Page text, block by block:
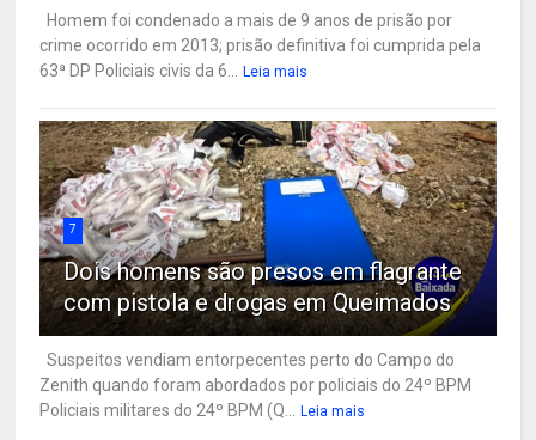
Homem foi condenado a mais de 9 anos de prisão por
crime ocorrido em 2013; prisão definitiva foi cumprida pela
63ª DP Policiais civis da 6...
Leia mais
7
Dois homens são presos em flagrante
com pistola e drogas em Queimados
Suspeitos vendiam entorpecentes perto do Campo do
Zenith quando foram abordados por policiais do 24º BPM
Policiais militares do 24º BPM (Q...
Leia mais